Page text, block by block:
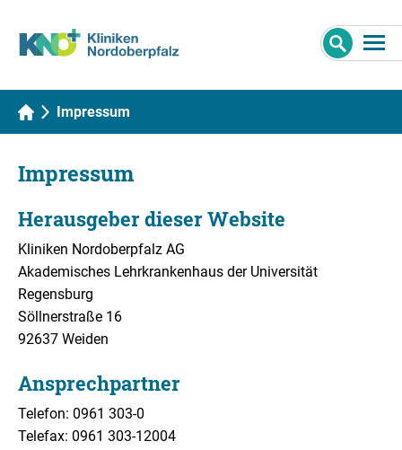
Impressum
Impressum
Herausgeber dieser Website
Kliniken Nordoberpfalz AG
Akademisches Lehrkrankenhaus der Universität
Regensburg
Söllnerstraße 16
92637 Weiden
Ansprechpartner
Telefon: 0961 303-0
Telefax: 0961 303-12004